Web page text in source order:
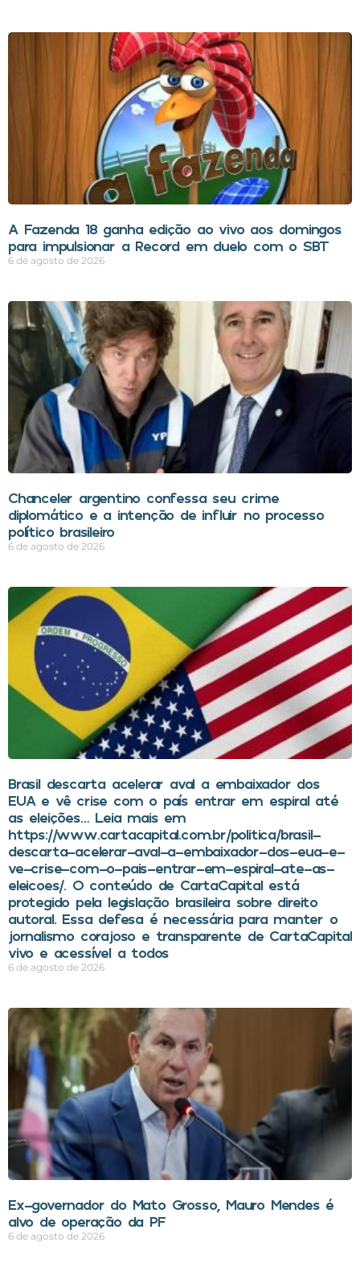
A Fazenda 18 ganha edição ao vivo aos domingos
para impulsionar a Record em duelo com o SBT
6 de agosto de 2026
Chanceler argentino confessa seu crime
diplomático e a intenção de influir no processo
político brasileiro
6 de agosto de 2026
Brasil descarta acelerar aval a embaixador dos
EUA e vê crise com o país entrar em espiral até
as eleições… Leia mais em
https://www.cartacapital.com.br/politica/brasil-
descarta-acelerar-aval-a-embaixador-dos-eua-e-
ve-crise-com-o-pais-entrar-em-espiral-ate-as-
eleicoes/. O conteúdo de CartaCapital está
protegido pela legislação brasileira sobre direito
autoral. Essa defesa é necessária para manter o
jornalismo corajoso e transparente de CartaCapital
vivo e acessível a todos
6 de agosto de 2026
Ex-governador do Mato Grosso, Mauro Mendes é
alvo de operação da PF
6 de agosto de 2026